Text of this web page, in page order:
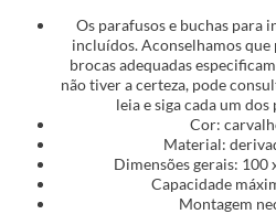
Os parafusos e buchas para
incluídos. Aconselhamos
brocas adequadas
não tiver a certeza, pode
leia e siga cada um
Cor:
Material:
Dimensões gerais: 100
Capacidade
Montagem